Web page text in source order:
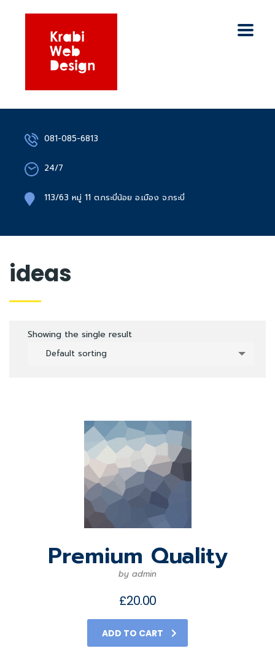
081-085-6813
24/7
113/63 หมู่ 11 ต.กระบี่น้อย อ.เมือง จ.กระบี่
ideas
Showing the single result
Default sorting
Premium Quality
by admin
£20.00
ADD TO CART